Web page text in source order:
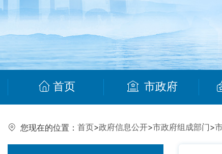
首页 市政府
您现在的位置： 首页>政府信息公开>市政府组成部门>